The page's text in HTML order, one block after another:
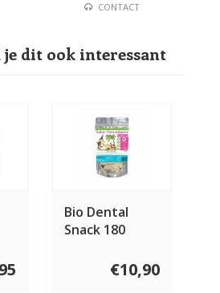
CONTACT
dit ook interessant
Bio Dental
Snack 180
€10,90